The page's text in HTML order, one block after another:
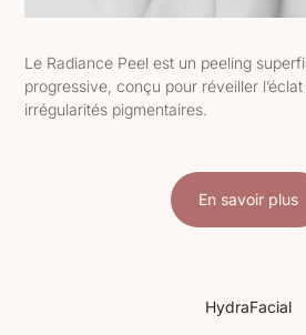
Le Radiance Peel est un peeling
progressive, conçu pour réveiller
irrégularités pigmentaires.
En savoir plus
HydraFacial